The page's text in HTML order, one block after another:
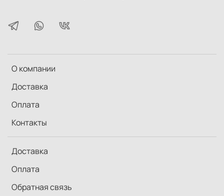
О компании
Доставка
Оплата
Контакты
Доставка
Оплата
Обратная связь